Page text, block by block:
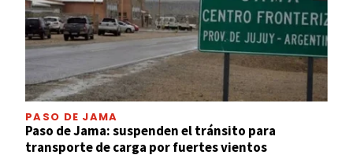
PASO DE JAMA
Paso de Jama: suspenden el tránsito para
transporte de carga por fuertes vientos